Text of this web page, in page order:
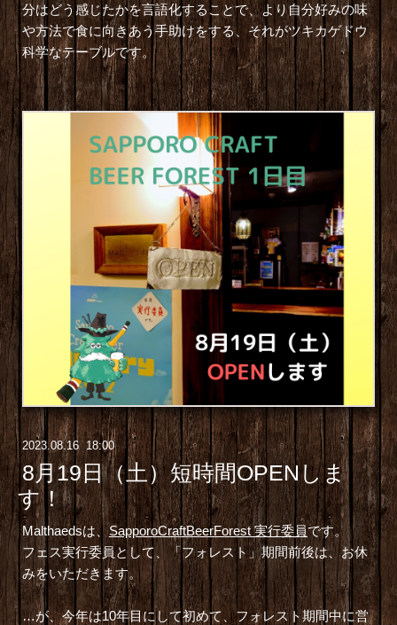
分はどう感じたかを言語化することで、より自分好みの味
や方法で食に向きあう手助けをする、それがツキカゲドウ
科学なテーブルです。
2023.08.16 18:00
8月19日（土）短時間OPENしま
す！
Malthaedsは、SapporoCraftBeerForest 実行委員です。
フェス実行委員として、「フォレスト」期間前後は、お休
みをいただきます。
…が、今年は10年目にして初めて、フォレスト期間中に営